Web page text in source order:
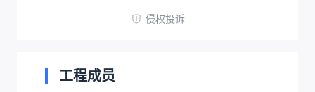
侵权投诉
工程成员